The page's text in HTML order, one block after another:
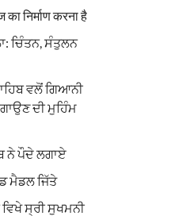
निर्माण करना है
ਚਿੰਤਨ, ਸੰਤੁਲਨ
ਵਲੋਂ ਗਿਆਨੀ
ਦੀ ਮੁਹਿੰਮ
ਨੇ ਪੌਦੇ ਲਗਾਏ
ਮੈਡਲ ਜਿੱਤੇ
ਸ੍ਰੀ ਸੁਖਮਨੀ